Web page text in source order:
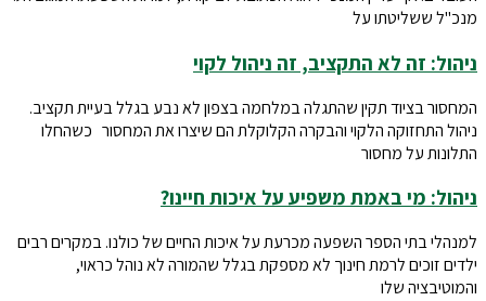
מנכ"ל ששליטתו על
ניהול: זה לא התקציב, זה ניהול לקוי
המחסור בציוד תקין שהתגלה במלחמה בצפון לא נבע בגלל בעיית תקציב.
ניהול התחזוקה הלקוי והבקרה הקלוקלת הם שיצרו את המחסור כשהחלו
התלונות על מחסור
ניהול: מי באמת משפיע על איכות חיינו?
למנהלי בתי הספר השפעה מכרעת על איכות החיים של כולנו. במקרים רבים
ילדים זוכים לרמת חינוך לא מספקת בגלל שהמורה לא נוהל כראוי,
והמוטיבציה שלו